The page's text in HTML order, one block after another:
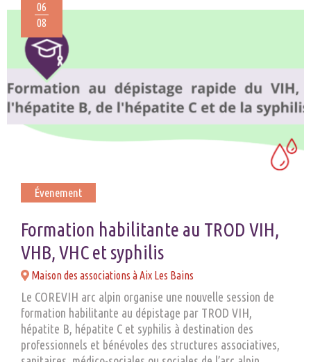
06
08
Évenement
Formation habilitante au TROD VIH,
VHB, VHC et syphilis
Maison des associations à Aix Les Bains
Le COREVIH arc alpin organise une nouvelle session de
formation habilitante au dépistage par TROD VIH,
hépatite B, hépatite C et syphilis à destination des
professionnels et bénévoles des structures associatives,